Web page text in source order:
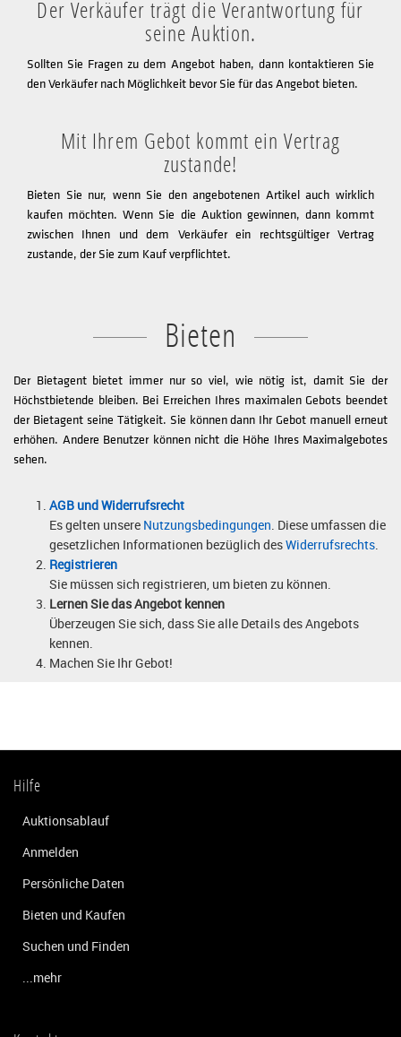
Der Verkäufer trägt die Verantwortung für
seine Auktion.
Sollten Sie Fragen zu dem Angebot haben, dann kontaktieren Sie
den Verkäufer nach Möglichkeit bevor Sie für das Angebot bieten.
Mit Ihrem Gebot kommt ein Vertrag
zustande!
Bieten Sie nur, wenn Sie den angebotenen Artikel auch wirklich
kaufen möchten. Wenn Sie die Auktion gewinnen, dann kommt
zwischen Ihnen und dem Verkäufer ein rechtsgültiger Vertrag
zustande, der Sie zum Kauf verpflichtet.
Bieten
Der Bietagent bietet immer nur so viel, wie nötig ist, damit Sie der
Höchstbietende bleiben. Bei Erreichen Ihres maximalen Gebots beendet
der Bietagent seine Tätigkeit. Sie können dann Ihr Gebot manuell erneut
erhöhen. Andere Benutzer können nicht die Höhe Ihres Maximalgebotes
sehen.
AGB und Widerrufsrecht
Es gelten unsere Nutzungsbedingungen. Diese umfassen die
gesetzlichen Informationen bezüglich desWiderrufsrechts.
Registrieren
Sie müssen sich registrieren, um bieten zu können.
Lernen Sie das Angebot kennen
Überzeugen Sie sich, dass Sie alle Details des Angebots
kennen.
Machen Sie Ihr Gebot!
Hilfe
Auktionsablauf
Anmelden
Persönliche Daten
Bieten und Kaufen
Suchen und Finden
...mehr